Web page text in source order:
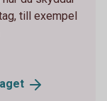
till exempel